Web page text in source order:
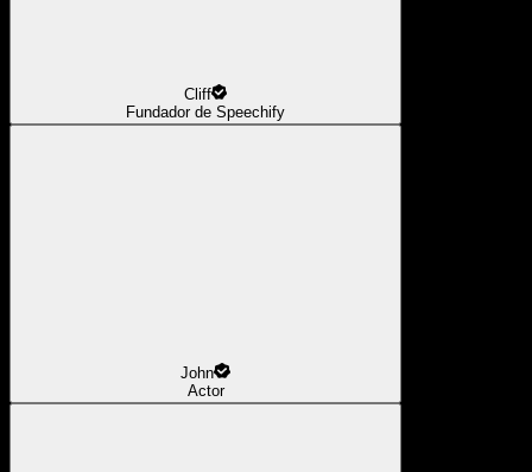
Cliff
Fundador de Speechify
John
Actor